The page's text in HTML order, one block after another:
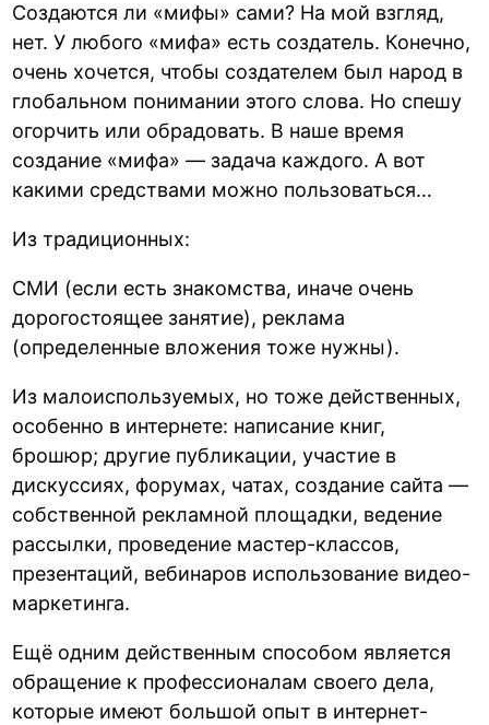
Создаются ли «мифы» сами? На мой взгляд,
нет. У любого «мифа» есть создатель. Конечно,
очень хочется, чтобы создателем был народ в
глобальном понимании этого слова. Но спешу
огорчить или обрадовать. В наше время
создание «мифа» — задача каждого. А вот
какими средствами можно пользоваться…
Из традиционных:
СМИ (если есть знакомства, иначе очень
дорогостоящее занятие), реклама
(определенные вложения тоже нужны).
Из малоиспользуемых, но тоже действенных,
особенно в интернете: написание книг,
брошюр; другие публикации, участие в
дискуссиях, форумах, чатах, создание сайта —
собственной рекламной площадки, ведение
рассылки, проведение мастер-классов,
презентаций, вебинаров использование видео-
маркетинга.
Ещё одним действенным способом является
обращение к профессионалам своего дела,
которые имеют большой опыт в интернет-